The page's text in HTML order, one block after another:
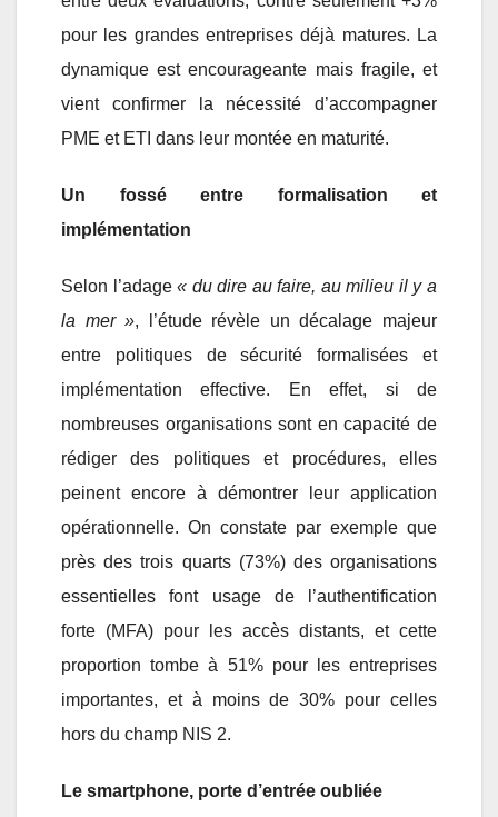
pour les grandes entreprises déjà matures. La
dynamique est encourageante mais fragile, et
vient confirmer la nécessité d’accompagner
PME et ETI dans leur montée en maturité.
Un fossé entre formalisation et
implémentation
Selon l’adage« du dire au faire, au milieu il y a
la mer », l’étude révèle un décalage majeur
entre politiques de sécurité formalisées et
implémentation effective. En effet, si de
nombreuses organisations sont en capacité de
rédiger des politiques et procédures, elles
peinent encore à démontrer leur application
opérationnelle. On constate par exemple que
près des trois quarts (73%) des organisations
essentielles font usage de l’authentification
forte (MFA) pour les accès distants, et cette
proportion tombe à 51% pour les entreprises
importantes, et à moins de 30% pour celles
hors du champ NIS 2.
Le smartphone, porte d’entrée oubliée